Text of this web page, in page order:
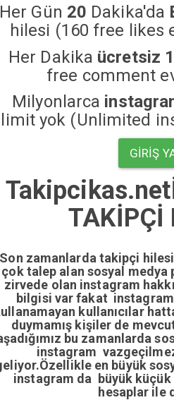
Her Gün 20 Dakika'da
hilesi (160 free likes
Her Dakika ücretsiz
free comment
Milyonlarca
limit yok (Unlimited
GIRIŞ
Takipcikas.net
TAKİPÇİ
Son zamanlarda takipçi hilesi
çok talep alan sosyal medya
zirvede olan instagram
bilgisi var fakat instagram
kullanıcılar
duymamış kişiler de
bu zamanlarda
instagram
en büyük
instagram da büyük
hesaplar ile